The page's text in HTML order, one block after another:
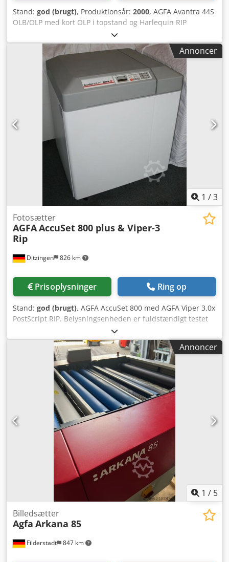
Stand: god (brugt), Produktionsår: 2000, AGFA Avantra 44S
OLB/OLP med kort OLP i topstand og Harlequin RIP
Opløsninger: 1200, 1800, 2400 og 3600 dpi – altid
serviceret af Agfa Dwjdpfx Aec N Ahxjbyea Systemet blev
installeret i 2000 og er i drift – inkl. RIP. - Avantra 44 med
3600 dpi - AgfaLine 44 – kort online fremkalder - Harlequin
RIP - Techkon filmdensitometer Avantra'en har haft
serviceaftale – vi sender gerne yderligere information og
billeder. Totalrenoveret i 2024.
Annoncer
1 /3
Ditzingen 826 km
Fotosætter
AGFAAccuSet 800 plus & Viper-3
Rip
Prisoplysninger Ring op
Stand: god (brugt), AGFA AccuSet 800 med AGFA Viper 3.0x
PostScript RIP. Belysningsenheden er fuldstændigt testet
og rengjort. Opløsninger: 1200, 1800 og 2400 dpi –
inklusive Techkon film-densitometer. Vi sender gerne
yderligere information og billeder. Fuldstændig renoveret i
2024. Djdsbr Ahtspfx Abyjwa
Annoncer
1 / 5
Filderstadt 847 km
Billedsætter
Agfa Arkana 85